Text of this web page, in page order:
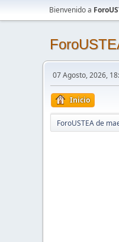
Bienvenido a
07 Agosto, 2026,
Inicio
ForoUSTEA de